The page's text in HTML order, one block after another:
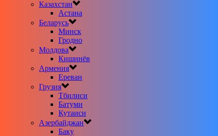
Казахстан
Астана
Беларусь
Минск
Гродно
Молдова
Кишинёв
Армения
Ереван
Грузия
Тбилиси
Батуми
Кутаиси
Азербайджан
Баку